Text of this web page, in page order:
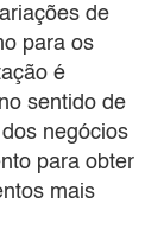
de
para os
é
sentido de
negócios
para obter
mais